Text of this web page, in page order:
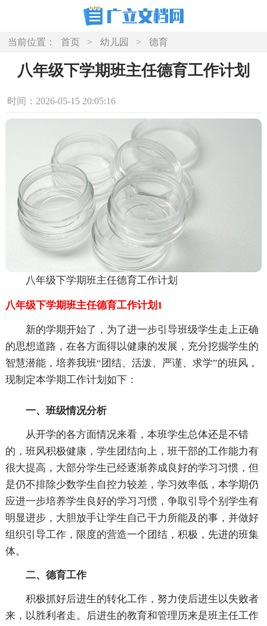
当前位置： 首页 > 幼儿园 > 德育
八年级下学期班主任德育工作计划
时间：2026-05-15 20:05:16
八年级下学期班主任德育工作计划
八年级下学期班主任德育工作计划1
新的学期开始了，为了进一步引导班级学生走上正确
的思想道路，在各方面得以健康的发展，充分挖掘学生的
智慧潜能，培养我班“团结、活泼、严谨、求学”的班风，
现制定本学期工作计划如下：
一、班级情况分析
从开学的各方面情况来看，本班学生总体还是不错
的，班风积极健康，学生团结向上，班干部的工作能力有
很大提高，大部分学生已经逐渐养成良好的学习习惯，但
是仍不排除少数学生自控力较差，学习效率低，本学期仍
应进一步培养学生良好的学习习惯，争取引导个别学生有
明显进步，大胆放手让学生自己干力所能及的事，并做好
组织引导工作，限度的营造一个团结，积极，先进的班集
体。
二、德育工作
积极抓好后进生的转化工作，努力使后进生以失败者
来，以胜利者走。后进生的教育和管理历来是班主任工作